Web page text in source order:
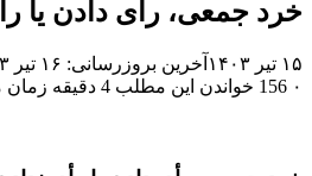
خرد جمعی، رأی دادن یا
۱۵ تیر ۱۴۰۳
آخرین بروزرسانی: ۱۶ تیر ۱۴۰۳
۰
خواندن این مطلب 4 دقیقه زمان می‌برد